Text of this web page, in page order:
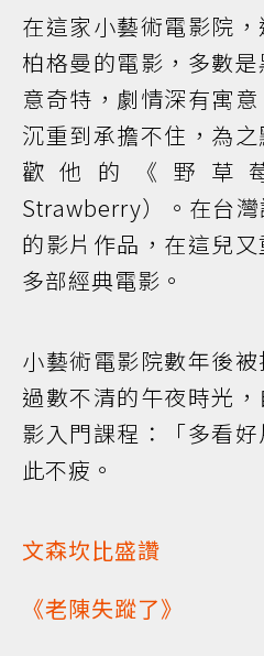
在這家小藝術電影院
柏格曼的電影，多數
意奇特，劇情深有寓
沉重到承擔不住，為
歡他的《野草
Strawberry）。在台
的影片作品，在這兒
多部經典電影。
小藝術電影院數年後
過數不清的午夜時光
影入門課程：「多看
此不疲。
文森坎比盛讚
《老陳失蹤了》